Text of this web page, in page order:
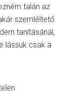
talán az
szemléltető
tanításánál,
lássuk csak a